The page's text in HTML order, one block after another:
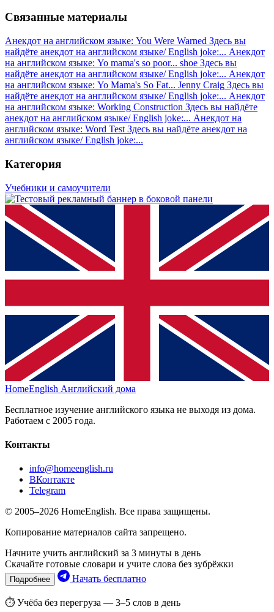
Связанные материалы
Анекдот на английском языке: You Were Warned Здесь вы
найдёте анекдот на английском языке/ English joke:... Анекдот
на английском языке: Yo mama's so poor... shoe Здесь вы
найдёте анекдот на английском языке/ English joke:... Анекдот
на английском языке: Yo Mama's So Fat... Jenny Craig Здесь вы
найдёте анекдот на английском языке/ English joke:... Анекдот
на английском языке: Working Construction Здесь вы найдёте
анекдот на английском языке/ English joke:... Анекдот на
английском языке: Word Test Здесь вы найдёте анекдот на
английском языке/ English joke:...
Категория
Учебники и самоучители
HomeEnglish Английский дома
Бесплатное изучение английского языка не выходя из дома.
Работаем с 2005 года.
Контакты
info@homeenglish.ru
ВКонтакте
Telegram
© 2005–2026 HomeEnglish. Все права защищены.
Копирование материалов сайта запрещено.
Начните учить английский за 3 минуты в день
Скачайте готовые словари и учите слова без зубрёжки
Подробнее Начать бесплатно
⏱ Учёба без перегруза — 3–5 слов в день